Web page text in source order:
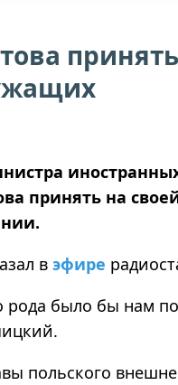
принять на
в эфире
рода было бы нам
польского